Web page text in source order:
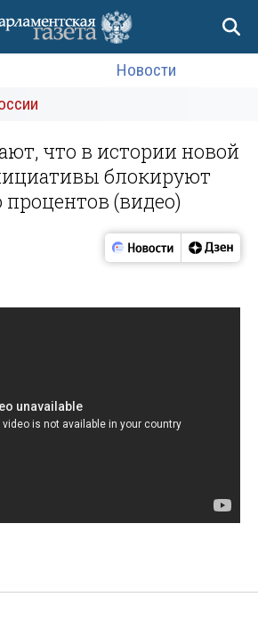
Новости
что в истории новой
блокируют
процентов (видео)